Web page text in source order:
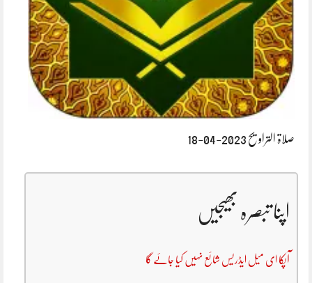
صلاۃ التراویح 2023-04-18
اپنا تبصرہ بھیجیں
آپکا ای میل ایڈریس شائع نہیں کیا جائے گا